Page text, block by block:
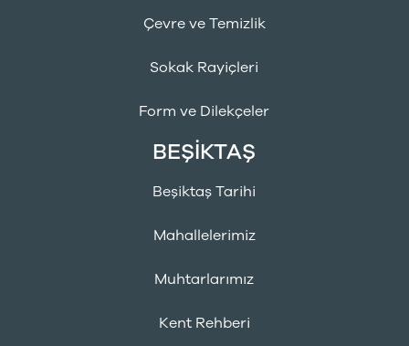
Çevre ve Temizlik
Sokak Rayiçleri
Form ve Dilekçeler
BEŞİKTAŞ
Beşiktaş Tarihi
Mahallelerimiz
Muhtarlarımız
Kent Rehberi